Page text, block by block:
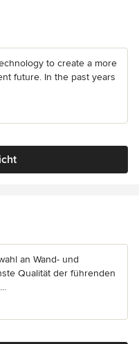
to create a more
future. In the past years
an Wand- und
Qualität der führenden